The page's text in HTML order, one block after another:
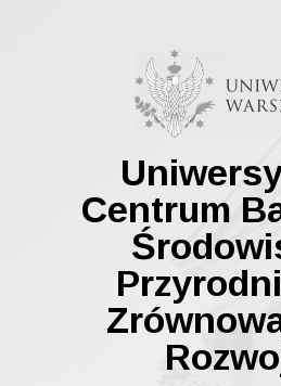
Centrum